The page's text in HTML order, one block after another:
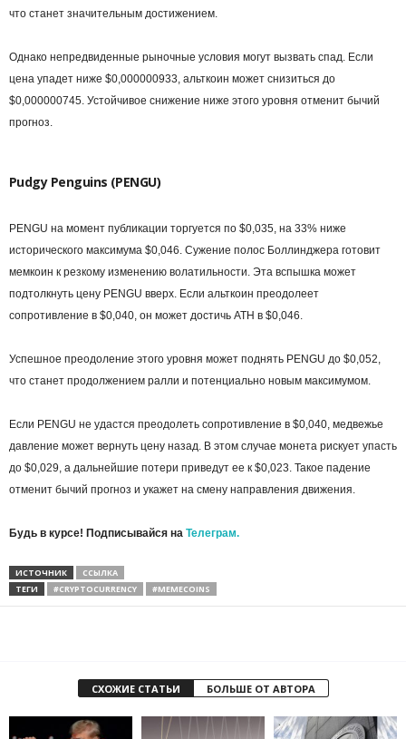
что станет значительным достижением.
Однако непредвиденные рыночные условия могут вызвать спад. Если
цена упадет ниже $0,000000933, альткоин может снизиться до
$0,000000745. Устойчивое снижение ниже этого уровня отменит бычий
прогноз.
Pudgy Penguins (PENGU)
PENGU на момент публикации торгуется по $0,035, на 33% ниже
исторического максимума $0,046. Сужение полос Боллинджера готовит
мемкоин к резкому изменению волатильности. Эта вспышка может
подтолкнуть цену PENGU вверх. Если альткоин преодолеет
сопротивление в $0,040, он может достичь ATH в $0,046.
Успешное преодоление этого уровня может поднять PENGU до $0,052,
что станет продолжением ралли и потенциально новым максимумом.
Если PENGU не удастся преодолеть сопротивление в $0,040, медвежье
давление может вернуть цену назад. В этом случае монета рискует упасть
до $0,029, а дальнейшие потери приведут ее к $0,023. Такое падение
отменит бычий прогноз и укажет на смену направления движения.
Будь в курсе! Подписывайся на Телеграм.
ИСТОЧНИК
ССЫЛКА
ТЕГИ
#CRYPTOCURRENCY #MEMECOINS
СХОЖИЕ СТАТЬИ БОЛЬШЕ ОТ АВТОРА